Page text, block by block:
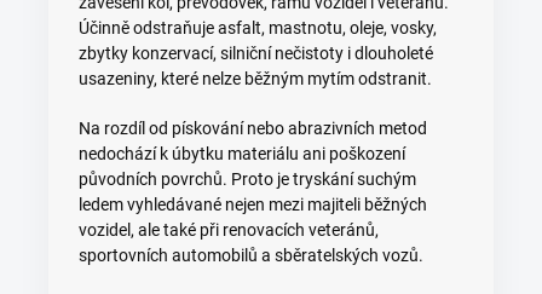
Účinně odstraňuje asfalt, mastnotu, oleje, vosky,
zbytky konzervací, silniční nečistoty i dlouholeté
usazeniny, které nelze běžným mytím odstranit.
Na rozdíl od pískování nebo abrazivních metod
nedochází k úbytku materiálu ani poškození
původních povrchů. Proto je tryskání suchým
ledem vyhledávané nejen mezi majiteli běžných
vozidel, ale také při renovacích veteránů,
sportovních automobilů a sběratelských vozů.